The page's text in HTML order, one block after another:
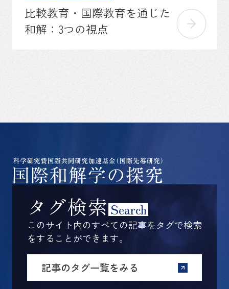
比較教育・国際教育を通じた
和解：3つの視点
タグ検索Search
このサイト内のすべての記事をタグで検索
をすることができます。
記事のタグ一覧をみる